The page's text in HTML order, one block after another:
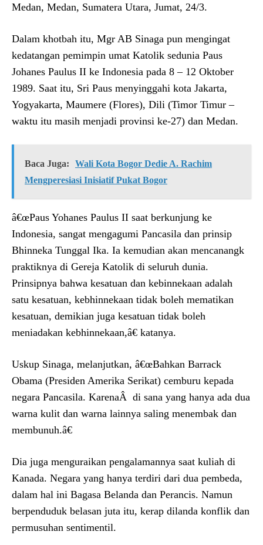
Medan, Medan, Sumatera Utara, Jumat, 24/3.
Dalam khotbah itu, Mgr AB Sinaga pun mengingat
kedatangan pemimpin umat Katolik sedunia Paus
Johanes Paulus II ke Indonesia pada 8 – 12 Oktober
1989. Saat itu, Sri Paus menyinggahi kota Jakarta,
Yogyakarta, Maumere (Flores), Dili (Timor Timur –
waktu itu masih menjadi provinsi ke-27) dan Medan.
Baca Juga:
Wali Kota Bogor Dedie A. Rachim
Mengperesiasi Inisiatif Pukat Bogor
â€œPaus Yohanes Paulus II saat berkunjung ke
Indonesia, sangat mengagumi Pancasila dan prinsip
Bhinneka Tunggal Ika. Ia kemudian akan mencanangk
praktiknya di Gereja Katolik di seluruh dunia.
Prinsipnya bahwa kesatuan dan kebinnekaan adalah
satu kesatuan, kebhinnekaan tidak boleh mematikan
kesatuan, demikian juga kesatuan tidak boleh
meniadakan kebhinnekaan,â€ katanya.
Uskup Sinaga, melanjutkan, â€œBahkan Barrack
Obama (Presiden Amerika Serikat) cemburu kepada
negara Pancasila. KarenaÂ di sana yang hanya ada dua
warna kulit dan warna lainnya saling menembak dan
membunuh.â€
Dia juga menguraikan pengalamannya saat kuliah di
Kanada. Negara yang hanya terdiri dari dua pembeda,
dalam hal ini Bagasa Belanda dan Perancis. Namun
berpenduduk belasan juta itu, kerap dilanda konflik dan
permusuhan sentimentil.